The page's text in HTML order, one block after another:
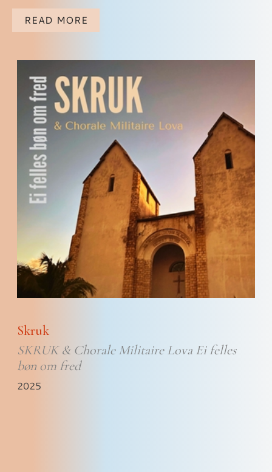
READ MORE
Skruk
SKRUK & Chorale Militaire Lova Ei felles
bøn om fred
2025